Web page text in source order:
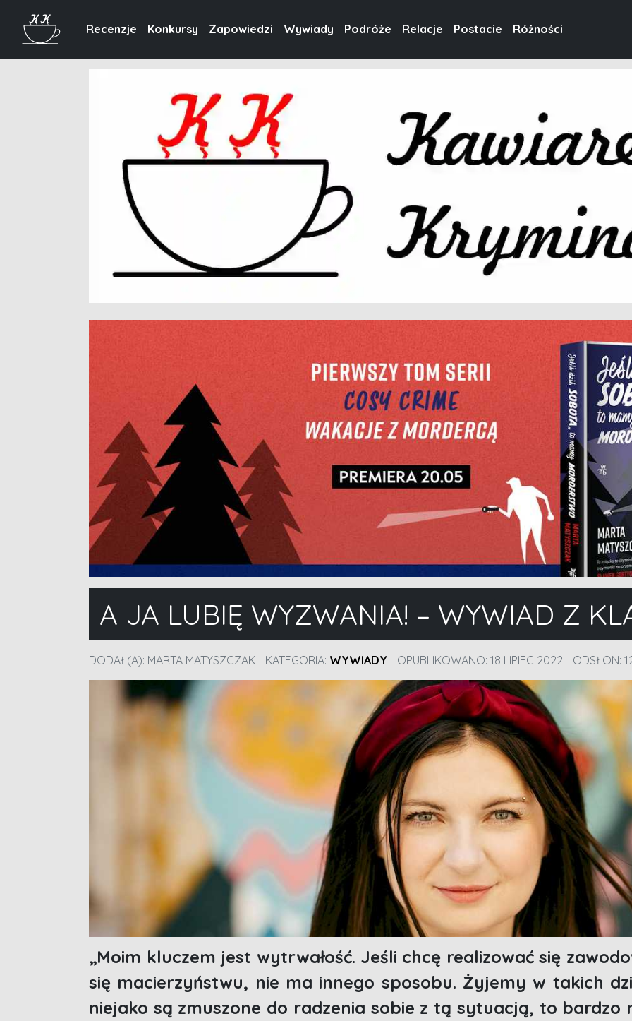
Recenzje Konkursy Zapowiedzi Wywiady Podróże Relacje Postacie Różności
A JA LUBIĘ WYZWANIA! – WYWIAD Z
DODAŁ(A): MARTA MATYSZCZAK KATEGORIA: WYWIADY OPUBLIKOWANO: 18 LIPIEC 2022 ODSŁON:
„Moim kluczem jest wytrwałość. Jeśli chcę realizować się
się macierzyństwu, nie ma innego sposobu. Żyjemy w takich
niejako są zmuszone do radzenia sobie z tą sytuacją, to bardzo